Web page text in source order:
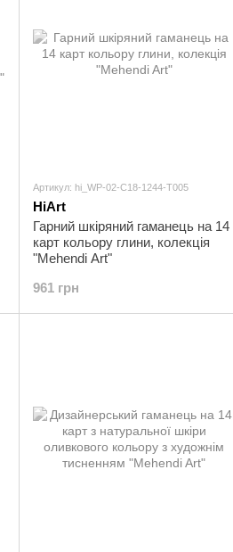
Артикул: hi_WP-02-C18-1244-T005
HiArt
Гарний шкіряний гаманець на 14
карт кольору глини, колекція
"Mehendi Art"
961 грн